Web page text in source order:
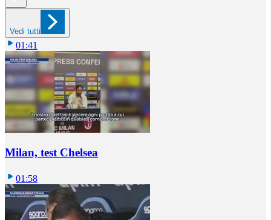
Vedi tutti
01:41
Milan, test Chelsea
01:58